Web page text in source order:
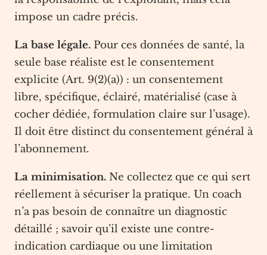
impose un cadre précis.
La base légale. Pour ces données de santé, la
seule base réaliste est le consentement
explicite (Art. 9(2)(a)) : un consentement
libre, spécifique, éclairé, matérialisé (case à
cocher dédiée, formulation claire sur l’usage).
Il doit être distinct du consentement général à
l’abonnement.
La minimisation. Ne collectez que ce qui sert
réellement à sécuriser la pratique. Un coach
n’a pas besoin de connaître un diagnostic
détaillé ; savoir qu’il existe une contre-
indication cardiaque ou une limitation